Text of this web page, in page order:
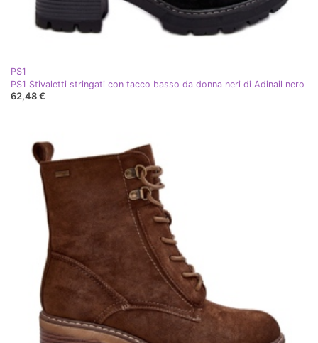
PS1
PS1 Stivaletti stringati con tacco basso da donna neri di Adinail nero
62,48 €